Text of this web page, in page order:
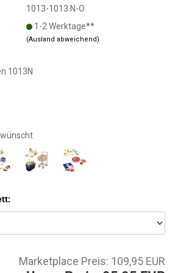
1013-1013 N-O
1-2 Werktage**
(Ausland abweichend)
1013N
Marketplace Preis: 109,95 EUR